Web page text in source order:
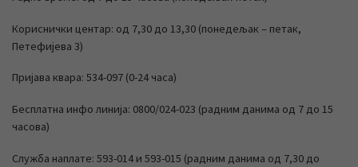
Кориснички центар: од 7,30 до 13,30 (понедељак – петак,
Петефијева 3)
Пријава квара: 534-097 (0-24 часа)
Бесплатна инфо линија: 0800/024-023 (радним данима од 7 до 15
часова)
Служба наплате: 593-014 и 593-015 (радним данима од 7,30 до